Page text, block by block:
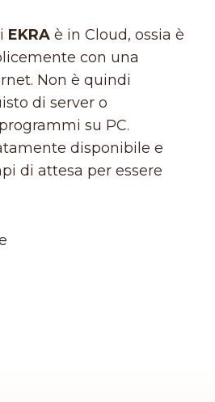
EKRA è in Cloud, ossia è
con una
Non è quindi
di server o
su PC.
disponibile e
di attesa per essere